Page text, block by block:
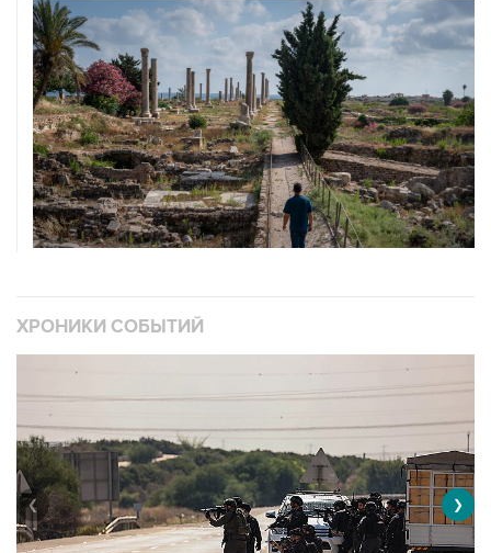
ХРОНИКИ СОБЫТИЙ
❮ ❯